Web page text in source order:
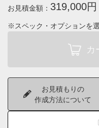
お見積金額： 319,000円
※スペック・オプションを
お見積もりの
作成方法について